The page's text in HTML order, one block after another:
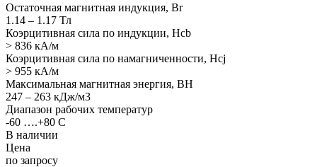
Остаточная магнитная индукция, Br
1.14 – 1.17 Тл
Коэрцитивная сила по индукции, Hcb
> 836 кА/м
Коэрцитивная сила по намагниченности, Hcj
> 955 кА/м
Максимальная магнитная энергия, BH
247 – 263 кДж/м3
Диапазон рабочих температур
-60 ….+80 С
В наличии
Цена
по запросу